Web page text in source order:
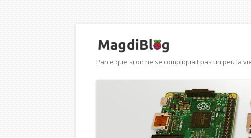
Parce que si on ne se compliquait pas un peu la